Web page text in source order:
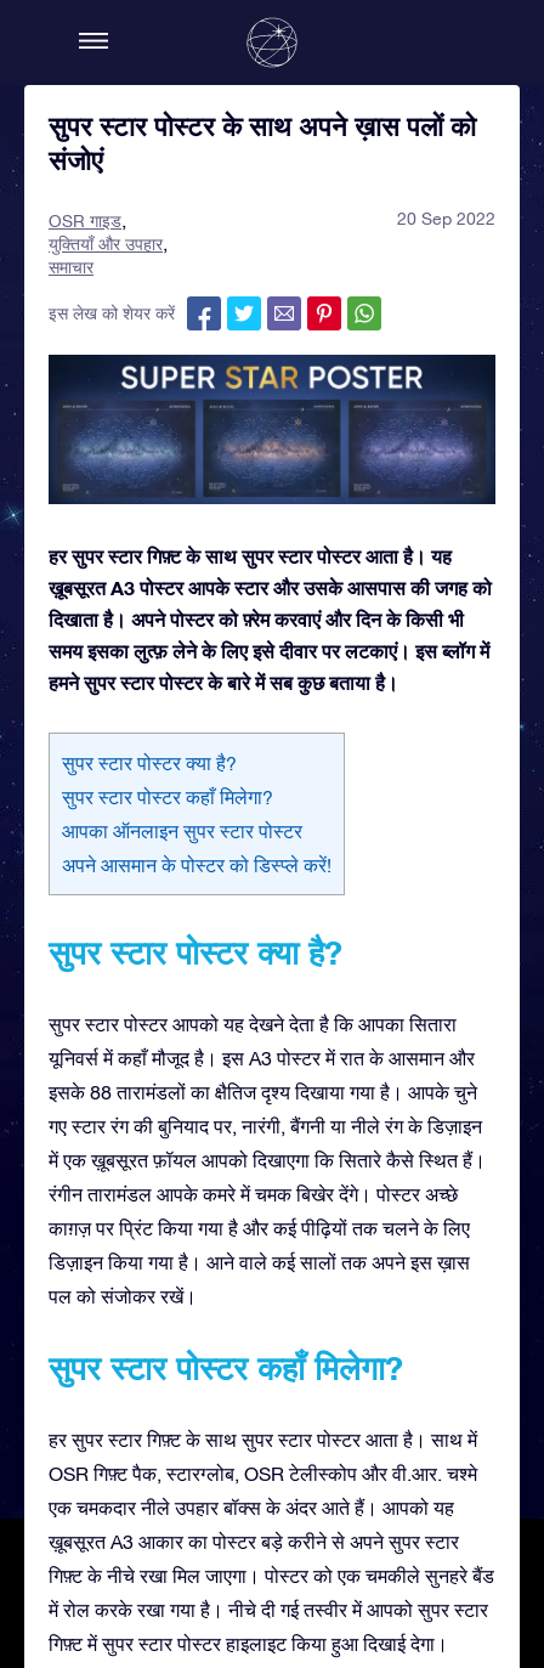
सुपर स्टार पोस्टर के साथ अपने ख़ास पलों को
संजोएं
OSR गाइड
युक्तियाँ और उपहार
समाचार
20 Sep 2022
इस लेख को शेयर करें
हर सुपर स्टार गिफ़्ट के साथ सुपर स्टार पोस्टर आता है। यह
ख़ूबसूरत A3 पोस्टर आपके स्टार और उसके आसपास की जगह को
दिखाता है। अपने पोस्टर को फ़्रेम करवाएं और दिन के किसी भी
समय इसका लुत्फ़ लेने के लिए इसे दीवार पर लटकाएं। इस ब्लॉग में
हमने सुपर स्टार पोस्टर के बारे में सब कुछ बताया है।
सुपर स्टार पोस्टर क्या है?
सुपर स्टार पोस्टर कहाँ मिलेगा?
आपका ऑनलाइन सुपर स्टार पोस्टर
अपने आसमान के पोस्टर को डिस्प्ले करें!
सुपर स्टार पोस्टर क्या है?
सुपर स्टार पोस्टर आपको यह देखने देता है कि आपका सितारा
यूनिवर्स में कहाँ मौजूद है। इस A3 पोस्टर में रात के आसमान और
इसके 88 तारामंडलों का क्षैतिज दृश्य दिखाया गया है। आपके चुने
गए स्टार रंग की बुनियाद पर, नारंगी, बैंगनी या नीले रंग के डिज़ाइन
में एक ख़ूबसूरत फ़ॉयल आपको दिखाएगा कि सितारे कैसे स्थित हैं।
रंगीन तारामंडल आपके कमरे में चमक बिखेर देंगे। पोस्टर अच्छे
काग़ज़ पर प्रिंट किया गया है और कई पीढ़ियों तक चलने के लिए
डिज़ाइन किया गया है। आने वाले कई सालों तक अपने इस ख़ास
पल को संजोकर रखें।
सुपर स्टार पोस्टर कहाँ मिलेगा?
हर सुपर स्टार गिफ़्ट के साथ सुपर स्टार पोस्टर आता है। साथ में
OSR गिफ़्ट पैक, स्टारग्लोब, OSR टेलीस्कोप और वी.आर. चश्मे
एक चमकदार नीले उपहार बॉक्स के अंदर आते हैं। आपको यह
ख़ूबसूरत A3 आकार का पोस्टर बड़े करीने से अपने सुपर स्टार
गिफ़्ट के नीचे रखा मिल जाएगा। पोस्टर को एक चमकीले सुनहरे बैंड
में रोल करके रखा गया है। नीचे दी गई तस्वीर में आपको सुपर स्टार
गिफ़्ट में सुपर स्टार पोस्टर हाइलाइट किया हुआ दिखाई देगा।